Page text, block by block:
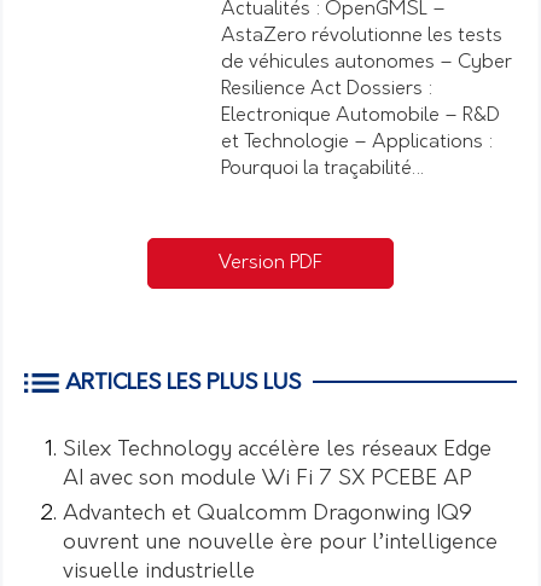
Actualités : OpenGMSL –
AstaZero révolutionne les tests
de véhicules autonomes – Cyber
Resilience Act Dossiers :
Electronique Automobile – R&D
et Technologie – Applications :
Pourquoi la traçabilité…
Version PDF
ARTICLES LES PLUS LUS
Silex Technology accélère les réseaux Edge
AI avec son module Wi Fi 7 SX PCEBE AP
Advantech et Qualcomm Dragonwing IQ9
ouvrent une nouvelle ère pour l’intelligence
visuelle industrielle